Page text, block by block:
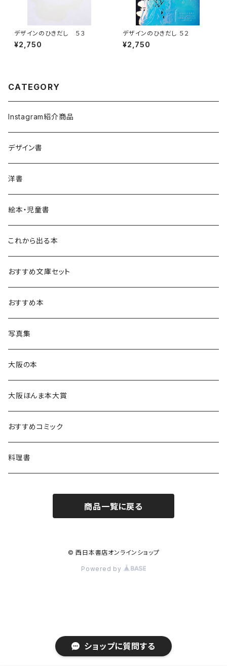
ショップに質問する
デザインのひきだし ５３
¥2,750
デザインのひきだし ５２
¥2,750
CATEGORY
Instagram紹介商品
デザイン書
洋書
絵本・児童書
これから出る本
おすすめ文庫セット
おすすめ本
写真集
大阪の本
大阪ほんま本大賞
おすすめコミック
料理書
商品一覧に戻る
© 西日本書店オンラインショップ
Powered by